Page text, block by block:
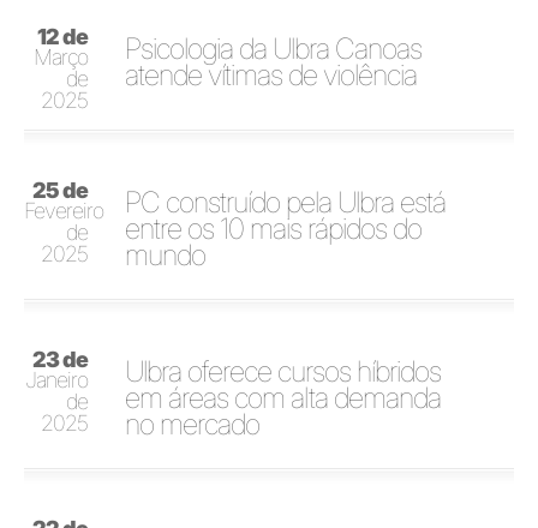
12 de
Março
de
2025
Psicologia da Ulbra Canoas
atende vítimas de violência
25 de
Fevereiro
de
2025
PC construído pela Ulbra está
entre os 10 mais rápidos do
mundo
23 de
Janeiro
de
2025
Ulbra oferece cursos híbridos
em áreas com alta demanda
no mercado